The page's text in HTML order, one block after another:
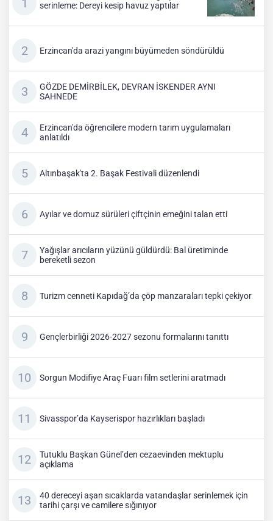
serinleme: Dereyi kesip havuz yaptılar
Erzincan'da arazi yangını büyümeden söndürüldü
GÖZDE DEMİRBİLEK, DEVRAN İSKENDER AYNI
SAHNEDE
Erzincan'da öğrencilere modern tarım uygulamaları
anlatıldı
Altınbaşak'ta 2. Başak Festivali düzenlendi
Ayılar ve domuz sürüleri çiftçinin emeğini talan etti
Yağışlar arıcıların yüzünü güldürdü: Bal üretiminde
bereketli sezon
Turizm cenneti Kapıdağ’da çöp manzaraları tepki çekiyor
Gençlerbirliği 2026-2027 sezonu formalarını tanıttı
Sorgun Modifiye Araç Fuarı film setlerini aratmadı
Sivasspor’da Kayserispor hazırlıkları başladı
Tutuklu Başkan Günel’den cezaevinden mektuplu
açıklama
40 dereceyi aşan sıcaklarda vatandaşlar serinlemek için
tarihi çarşı ve camilere sığınıyor